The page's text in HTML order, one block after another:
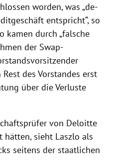
worden, was „de-
entspricht“, so
kamen durch „falsche
der Swap-
Rest des Vorstandes erst
über die Verluste
von Deloitte
hätten, sieht Laszlo als
seitens der staatlichen